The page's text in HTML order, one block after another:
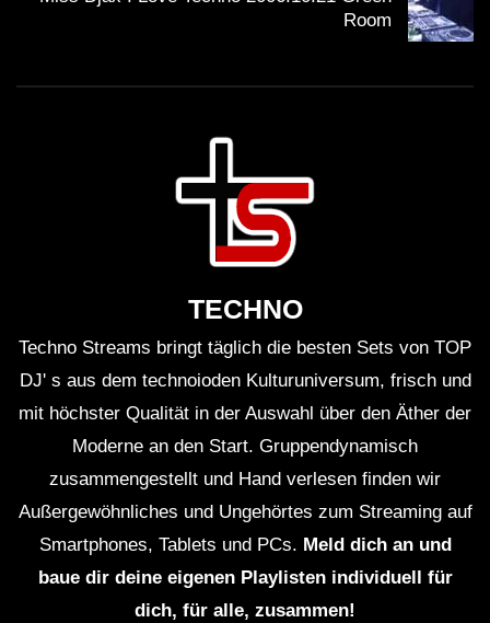
viel Zugang für neue Hörer, die die elektronische
Erick Morillo begann seine Karriere als DJ in den
90er Jahren und wurde schnell zu einem der
führenden Künstler in derelektronischen
Klassiker und trat in mehreren Filmen und Medien
auf.
Morillo ist das Gründermitglied des Labels
Subliminal Records.
Er ist bekannt für seine Dynamik und Fähigkeit,
Room
TECHNO
Techno Streams bringt täglich die besten Sets von TOP
DJ' s aus dem technoioden Kulturuniversum, frisch und
mit höchster Qualität in der Auswahl über den Äther der
Moderne an den Start. Gruppendynamisch
zusammengestellt und Hand verlesen finden wir
Außergewöhnliches und Ungehörtes zum Streaming auf
Smartphones, Tablets und PCs. Meld dich an und
baue dir deine eigenen Playlisten individuell für
dich, für alle, zusammen!